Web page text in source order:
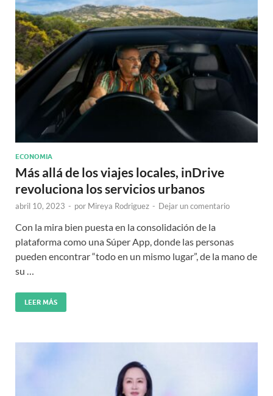
ECONOMIA
Más allá de los viajes locales, inDrive
revoluciona los servicios urbanos
abril 10, 2023 - por Mireya Rodriguez - Dejar un comentario
Con la mira bien puesta en la consolidación de la
plataforma como una Súper App, donde las personas
pueden encontrar “todo en un mismo lugar”, de la mano de
su …
LEER MÁS